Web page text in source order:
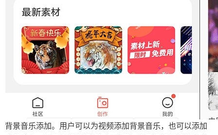
背景音乐添加。用户可以为视频添加背景音乐，也可以添加